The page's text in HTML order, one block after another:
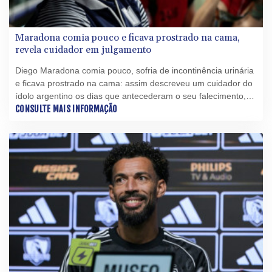
Maradona comia pouco e ficava prostrado na cama,
revela cuidador em julgamento
Diego Maradona comia pouco, sofria de incontinência urinária
e ficava prostrado na cama: assim descreveu um cuidador do
ídolo argentino os dias que antecederam o seu falecimento,
durante o julgamento da equipe médica pela morte do ex-
CONSULTE MAIS INFORMAÇÃO